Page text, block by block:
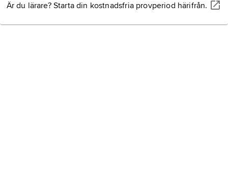
Är du lärare? Starta din kostnadsfria provperiod härifrån.